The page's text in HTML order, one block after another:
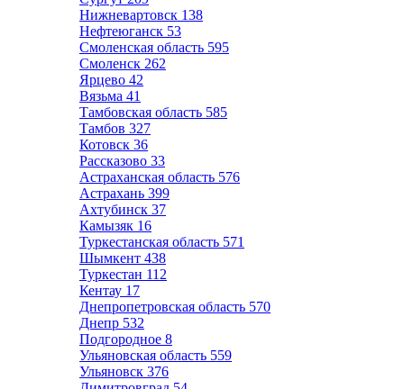
Нижневартовск 138
Нефтеюганск 53
Смоленская область 595
Смоленск 262
Ярцево 42
Вязьма 41
Тамбовская область 585
Тамбов 327
Котовск 36
Рассказово 33
Астраханская область 576
Астрахань 399
Ахтубинск 37
Камызяк 16
Туркестанская область 571
Шымкент 438
Туркестан 112
Кентау 17
Днепропетровская область 570
Днепр 532
Подгородное 8
Ульяновская область 559
Ульяновск 376